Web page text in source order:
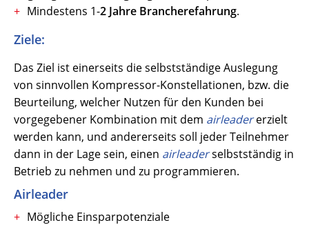
Mindestens 1-2 Jahre Brancherefahrung.
Ziele:
Das Ziel ist einerseits die selbstständige Auslegung
von sinnvollen Kompressor-Konstellationen, bzw. die
Beurteilung, welcher Nutzen für den Kunden bei
vorgegebener Kombination mit dem airleadererzielt
werden kann, und andererseits soll jeder Teilnehmer
dann in der Lage sein, einen airleaderselbstständig in
Betrieb zu nehmen und zu programmieren.
Airleader
Mögliche Einsparpotenziale